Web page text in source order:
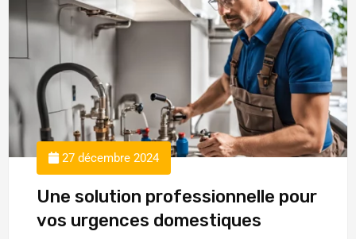
27 décembre 2024
Une solution professionnelle pour
vos urgences domestiques